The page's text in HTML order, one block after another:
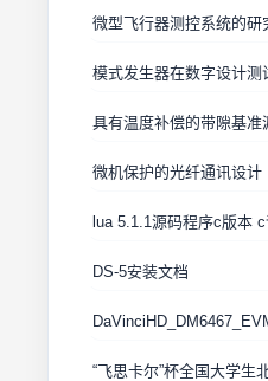
微型飞行器测控系统的研
模式发生器在数字设计测
具有温度补偿的带隙基准
微机保护的光纤通讯设计
lua 5.1.1源码程序c版本
DS-5安装文档
“飞思卡尔”杯全国大学生